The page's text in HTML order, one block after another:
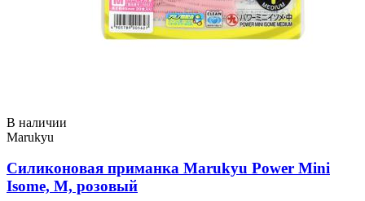
В наличии
Marukyu
Силиконовая приманка Marukyu Power Mini
Isome, M, розовый